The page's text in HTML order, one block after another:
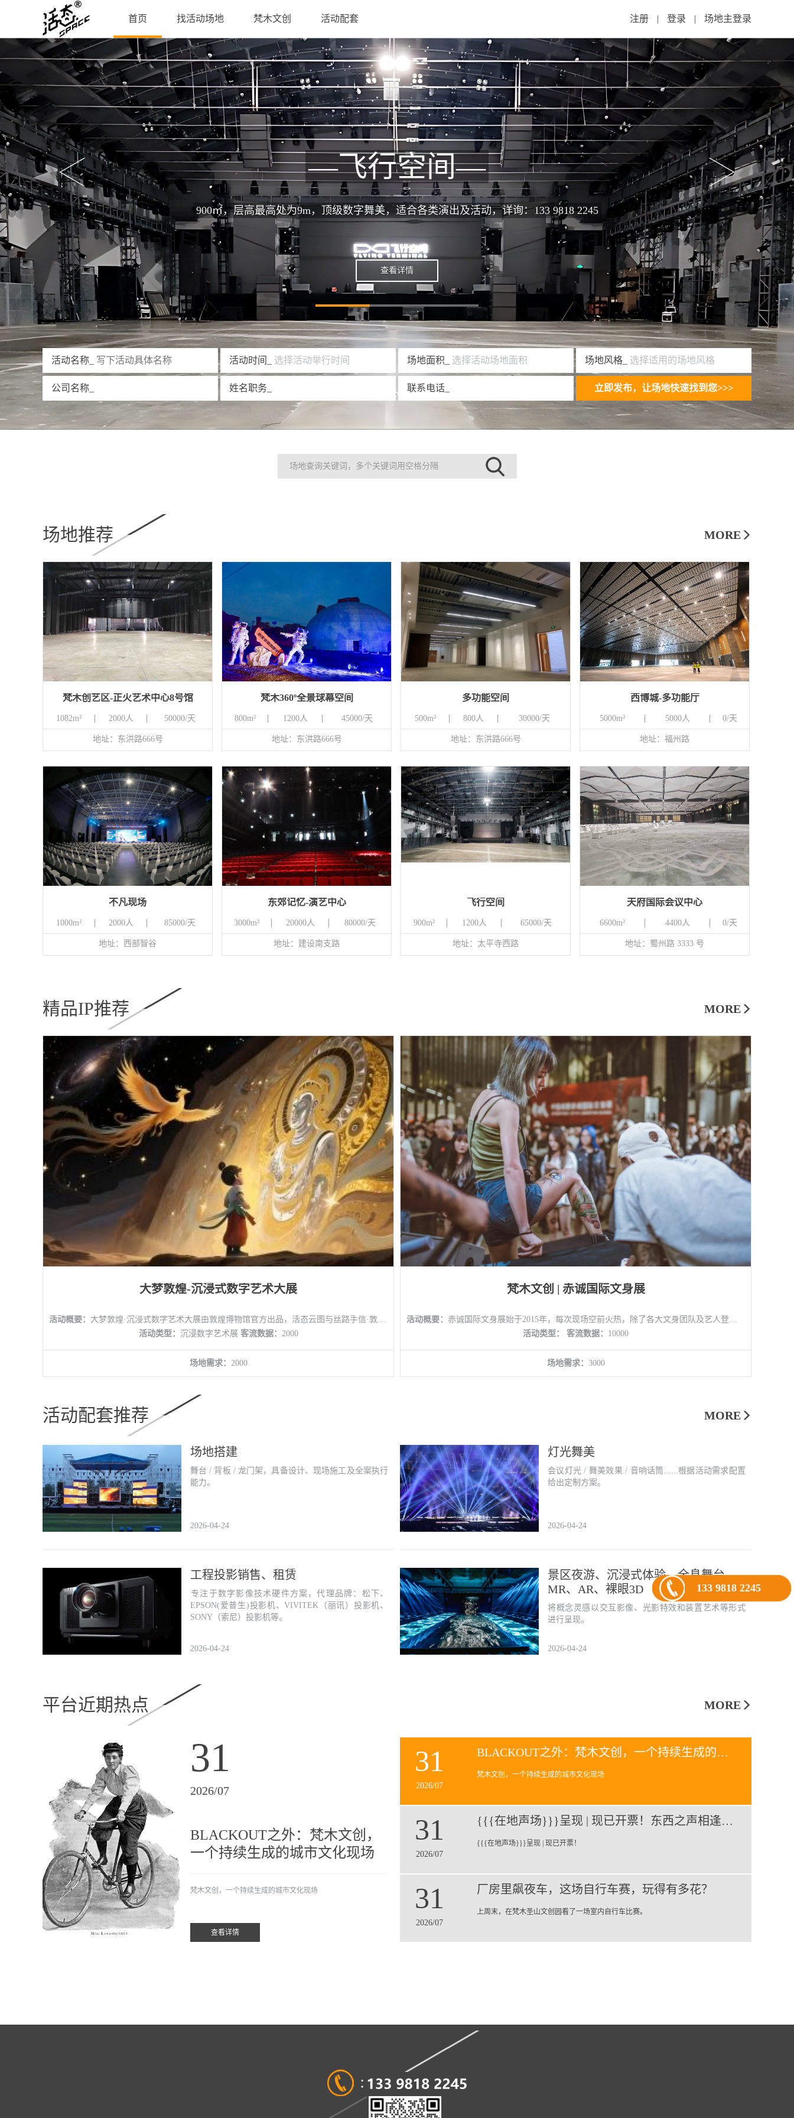
首页 找活动场地 梵木文创 活动配套 注册 | 登录 | 场地主登录
—飞行空间—
900㎡，层高最高处为9m，顶级数字舞美，适合各类演出及活动，详询：133 9818 2245
查看详情
活动名称_ 活动时间_ 选择活动举行时间 场地面积_ 选择活动场地面积 场地风格_ 选择适用的场地风格
公司名称_ 姓名职务_ 联系电话_ 立即发布，让场地快速找到您>>>
场地推荐 MORE
梵木创艺区-正火艺术中心8号馆
1082m² 2000人 50000/天
地址：东洪路666号
梵木360º全景球幕空间
800m² 1200人 45000/天
地址：东洪路666号
多功能空间
500m² 800人 30000/天
地址：东洪路666号
西博城-多功能厅
5000m² 5000人 0/天
地址：福州路
不凡现场
1000m² 2000人 85000/天
地址：西部智谷
东郊记忆-演艺中心
3000m² 20000人 80000/天
地址：建设南支路
飞行空间
900m² 1200人 65000/天
地址：太平寺西路
天府国际会议中心
6600m² 4400人 0/天
地址：蜀州路 3333 号‌
精品IP推荐 MORE
大梦敦煌-沉浸式数字艺术大展
活动概要： 大梦敦煌·沉浸式数字艺术大展由敦煌博物馆官方出品，活态云图与丝路手信·敦煌博物馆文创联合全程主办，以敦煌海外流失文物、互动装置、快闪商店等多种形式传承汇经典文化，再创国潮风尚。
活动类型： 沉浸数字艺术展 客流数据： 2000
场地需求： 2000
梵木文创 | 赤诚国际文身展
活动概要： 赤诚国际文身展始于2015年，每次现场空前火热，除了各大文身团队及艺人登场，精彩活动Art Battle，拳赛，创意市集等触发你躁动的神经……每次展会共有超过300余组海内外文身艺人的参加，带来丰富、独立有态度的文身文化。 对于传统的文身展来说，赤诚文身展是特别的、年轻的、极具包容度的存在，充满着一万种令人兴奋的可能性。推广年轻、新派的文身艺术家同时，还将Art Battle，拳赛，音乐演出等一系列新鲜、强劲的元素融合，开启一场无与伦比的青年文化碰撞！
活动类型：
客流数据： 10000
场地需求： 3000
活动配套推荐 MORE
场地搭建
舞台 / 背板 / 龙门架，具备设计、现场施工及全案执行
能力。
2026-04-24
灯光舞美
会议灯光 / 舞美效果 / 音响话筒......根据活动需求配置
给出定制方案。
2026-04-24
工程投影销售、租赁
​专注于数字影像技术硬件方案，代理品牌：松下、
EPSON(爱普生)投影机、VIVITEK（丽讯）投影机、
SONY（索尼）投影机等。
2026-04-24
景区夜游、沉浸式体验、全息舞台、
MR、AR、裸眼3D
将概念灵感以交互影像、光影特效和装置艺术等形式
进行呈现。
2026-04-24
平台近期热点 MORE
31
2026/07
BLACKOUT之外：梵木文创，
一个持续生成的城市文化现场
梵木文创，一个持续生成的城市文化现场
查看详情
31
2026/07
BLACKOUT之外：梵木文创，一个持续生成的城市文化现场
梵木文创，一个持续生成的城市文化现场
31
2026/07
{{{在地声场}}}呈现 | 现已开票！东西之声相逢，奏响一场古今声场对话
{{{在地声场}}}呈现 | 现已开票！
31
2026/07
厂房里飙夜车，这场自行车赛，玩得有多花？
上周末，在梵木圣山文创园看了一场室内自行车比赛。
133 9818 2245